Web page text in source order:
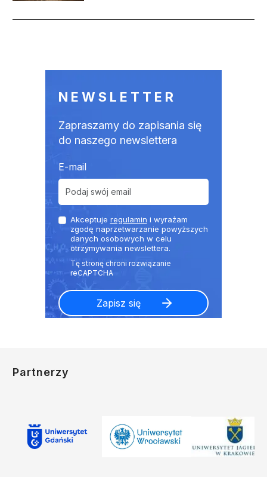
NEWSLETTER
Zapraszamy do zapisania się
do naszego newslettera
E-mail
Akceptuje regulamin i wyrażam
zgodę naprzetwarzanie powyższych
danych osobowych w celu
otrzymywania newslettera.
Partnerzy